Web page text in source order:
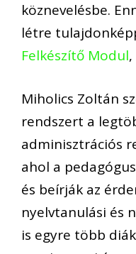
köznevelésbe.
létre
Felkészítő Modul
Miholics Zoltán
rendszert a
adminisztrációs
ahol a
és beírják az
nyelvtanulási és
is egyre több